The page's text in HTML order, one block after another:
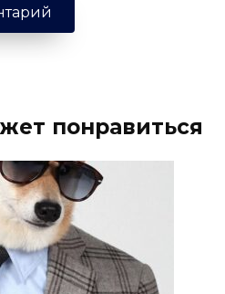
понравиться